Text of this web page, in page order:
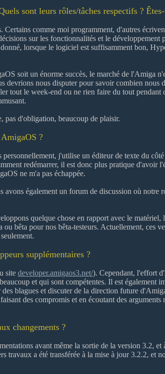
sont leurs rôles/tâches respectifs ?
comme moi programment, d'autres
sur les fonctionnalités et le développement
lorsque le logiciel est suffisamment bon,
soit un énorme succès, le marché de l'Amiga
nous disputer pour savoir combien nous
tout le week-end ou ne rien faire du tout pendant
pas d'obligation, beaucoup de plaisir.
?
j'utilise un éditeur de texte du
redémarrer, il est donc plus pratique d'avoir
ne m'a pas échappée.
également un forum de discussion où
quelque chose en rapport avec le matériel,
bêta pour nos bêta-testeurs. Actuellement, ces
supplémentaires ?
site developer.amigaos3.net/). Cependant, l'effort
et qui sont compétentes. Il est également
blagues et discuter de la direction future
des compromis et en écoutant des
changements ?
avant même la sortie de la version 3.2,
travaux a été transférée à la mise à jour 3.2.2, et